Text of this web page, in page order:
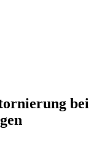
bei